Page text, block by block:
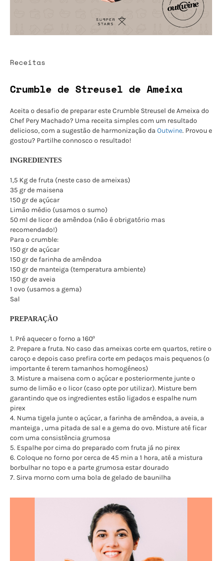
Receitas
Crumble de Streusel de Ameixa
Aceita o desafio de preparar este Crumble Streusel de Ameixa do
Chef Pery Machado? Uma receita simples com um resultado
delicioso, com a sugestão de harmonização da Outwine. Provou e
gostou? Partilhe connosco o resultado!
INGREDIENTES
1,5 Kg de fruta (neste caso de ameixas)
35 gr de maisena
150 gr de açúcar
Limão médio (usamos o sumo)
50 ml de licor de amêndoa (não é obrigatório mas
recomendado!)
Para o crumble:
150 gr de açúcar
150 gr de farinha de amêndoa
150 gr de manteiga (temperatura ambiente)
150 gr de aveia
1 ovo (usamos a gema)
Sal
PREPARAÇÃO
1. Pré aquecer o forno a 160º
2. Prepare a fruta. No caso das ameixas corte em quartos, retire o
caroço e depois caso prefira corte em pedaços mais pequenos (o
importante é terem tamanhos homogéneos)
3. Misture a maisena com o açúcar e posteriormente junte o
sumo de limão e o licor (caso opte por utilizar). Misture bem
garantindo que os ingredientes estão ligados e espalhe num
pirex
4. Numa tigela junte o açúcar, a farinha de amêndoa, a aveia, a
manteiga , uma pitada de sal e a gema do ovo. Misture até ficar
com uma consistência grumosa
5. Espalhe por cima do preparado com fruta já no pirex
6. Coloque no forno por cerca de 45 min a 1 hora, até a mistura
borbulhar no topo e a parte grumosa estar dourado
7. Sirva morno com uma bola de gelado de baunilha